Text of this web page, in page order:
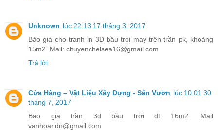
Unknown lúc 22:13 17 tháng 3, 2017
Báo giá cho tranh in 3D bầu troi may trên trần pk, khoảng
15m2. Mail: chuyenchelsea16@gmail.com
Trả lời
Cửa Hàng – Vật Liệu Xây Dựng - Sân Vườn lúc 10:01 30
tháng 7, 2017
Báo giá trần 3d bầu trời dt 16m2. Mail
vanhoandn@gmail.com